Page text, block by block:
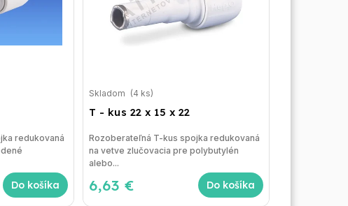
Do košíka
redukovaná
T - kus 22 x 15 x 22
Skladom (4 ks)
6,63 € Do košíka
Rozoberateľná T-kus spojka redukovaná
na vetve zlučovacia pre polybutylén
alebo...